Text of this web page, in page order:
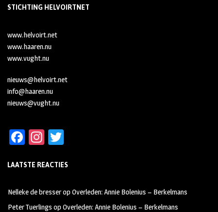
STICHTING HELVOIRTNET
www.helvoirt.net
www.haaren.nu
www.vught.nu
nieuws@helvoirt.net
info@haaren.nu
nieuws@vught.nu
Fa
b
oo
k
In
ag
m
tt
LAATSTE REACTIES
Nelleke de bresseropOverleden: Annie Bolenius – Berkelmans
Peter Tuerlings opOverleden: Annie Bolenius – Berkelmans